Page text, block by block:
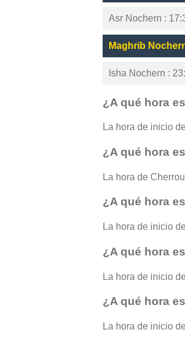
Asr Nochern :
Maghrib
Isha Nochern :
¿A qué hora
La hora de inicio
¿A qué hora
La hora de
¿A qué hora
La hora de inicio
¿A qué hora
La hora de inicio
¿A qué hora
La hora de inicio